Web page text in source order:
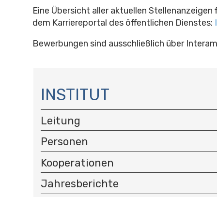
Eine Übersicht aller aktuellen Stellenanzeigen
dem Karriereportal des öffentlichen Dienstes:
Bewerbungen sind ausschließlich über
A
V
I
G
A
T
I
O
N
INSTITUT
Leitung
Personen
Kooperationen
Jahresberichte